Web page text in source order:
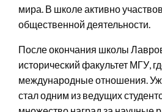
мира. В школе активно
общественной деятельности.
После окончания школы
исторический факультет МГУ,
международные отношения.
стал одним из ведущих